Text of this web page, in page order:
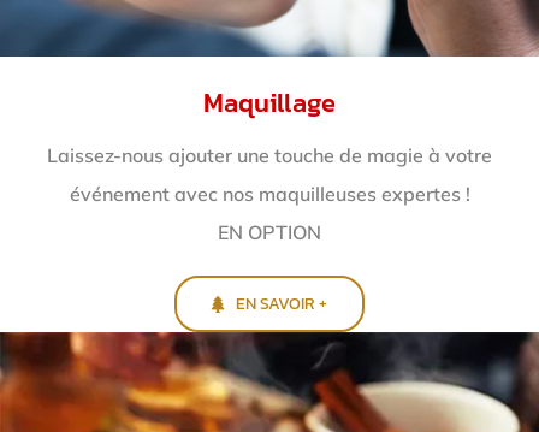
Maquillage
Laissez-nous ajouter une touche de magie à votre
événement avec nos maquilleuses expertes !
EN OPTION
EN SAVOIR +